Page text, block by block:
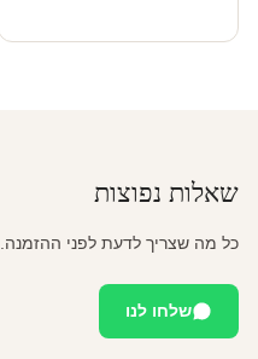
שאלות נפוצות
כל מה שצריך לדעת לפני ההזמנה.
שלחו לנו